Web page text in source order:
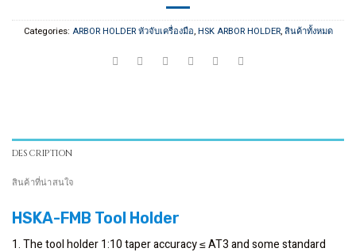
Categories: ARBOR HOLDER หัวจับเครื่องมือ,HSK ARBOR HOLDER,สินค้าทั้งหมด
DESCRIPTION
สินค้าที่น่าสนใจ
HSKA-FMB Tool Holder
1. The tool holder 1:10 taper accuracy ≤ AT3 and some standard